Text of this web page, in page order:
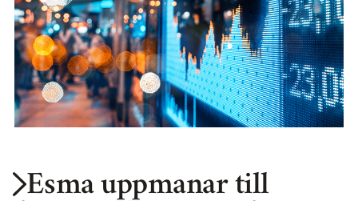
Esma uppmanar till